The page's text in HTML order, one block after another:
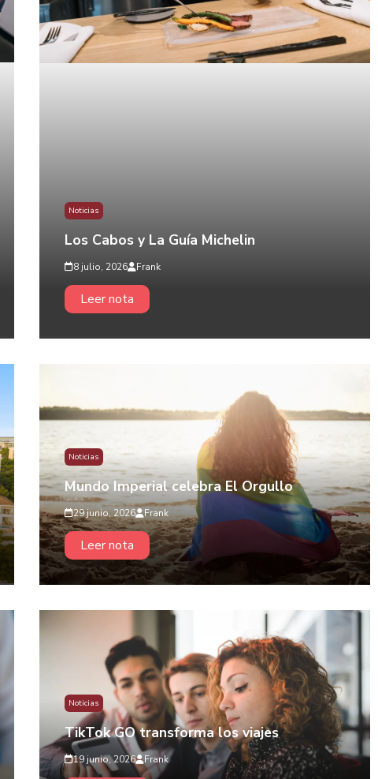
Noticias
Los Cabos y La Guía Michelin
8 julio, 2026 Frank
Leer nota
Noticias
Mundo Imperial celebra El Orgullo
29 junio, 2026 Frank
Leer nota
Noticias
TikTok GO transforma los viajes
19 junio, 2026 Frank